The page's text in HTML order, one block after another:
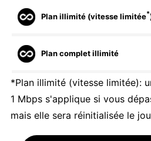
Plan illimité (vitesse limitée*
Plan complet illimité
*Plan illimité (vitesse limitée):
1 Mbps s'applique si vous
mais elle sera réinitialisée le